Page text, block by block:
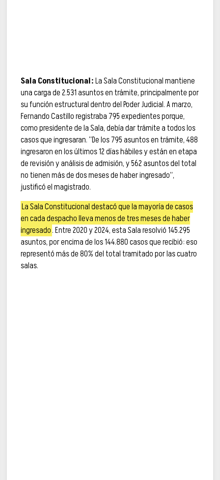
Sala Constitucional:La Sala Constitucional mantiene
una carga de 2.531 asuntos en trámite, principalmente por
su función estructural dentro del Poder Judicial. A marzo,
Fernando Castillo registraba 795 expedientes porque,
como presidente de la Sala, debía dar trámite a todos los
casos que ingresaran. “De los 795 asuntos en trámite, 488
ingresaron en los últimos 12 días hábiles y están en etapa
de revisión y análisis de admisión, y 562 asuntos del total
no tienen más de dos meses de haber ingresado”,
justificó el magistrado.
La Sala Constitucional destacó que la mayoría de casos
en cada despacho lleva menos de tres meses de haber
ingresado. Entre 2020 y 2024, esta Sala resolvió 145.295
asuntos, por encima de los 144.880 casos que recibió: eso
representó más de 80% del total tramitado por las cuatro
salas.